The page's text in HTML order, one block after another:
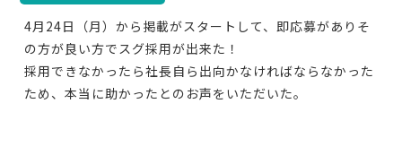
4月24日（月）から掲載がスタートして、即応募がありそ
の方が良い方でスグ採用が出来た！
採用できなかったら社長自ら出向かなければならなかった
ため、本当に助かったとのお声をいただいた。